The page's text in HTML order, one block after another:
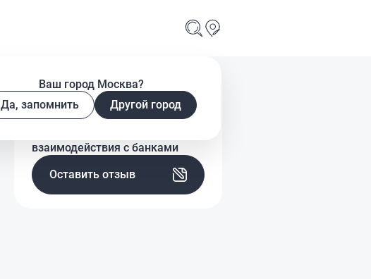
Ваш город Москва?
Да, запомнить
Другой город
взаимодействия с банками
Оставить отзыв